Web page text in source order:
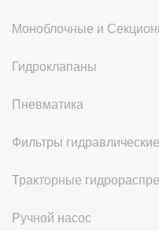
Моноблочные и
Гидроклапаны
Пневматика
Фильтры гидравлические
Тракторные
Ручной насос